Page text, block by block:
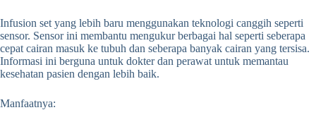
Infusion set yang lebih baru menggunakan teknologi canggih seperti
sensor. Sensor ini membantu mengukur berbagai hal seperti seberapa
cepat cairan masuk ke tubuh dan seberapa banyak cairan yang tersisa.
Informasi ini berguna untuk dokter dan perawat untuk memantau
kesehatan pasien dengan lebih baik.
Manfaatnya: